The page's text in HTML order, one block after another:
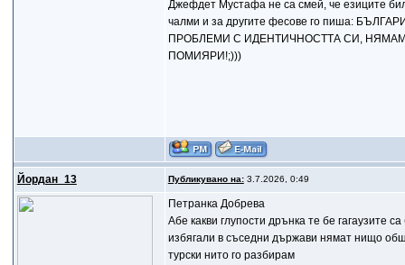
Джефдет Мустафа не са смей, че езиците
чалми и за другите фесове го пиша:
ПРОБЛЕМИ С ИДЕНТИЧНОСТТА СИ,
ПОМИЯРИ!;)))
Йордан_13 Публикувано на:3.7.2026, 0:49
Петранка Добрева
Абе какви глупости дрънка те бе гагаузите
избягали в съседни държави нямат нищо
турски нито го разбирам